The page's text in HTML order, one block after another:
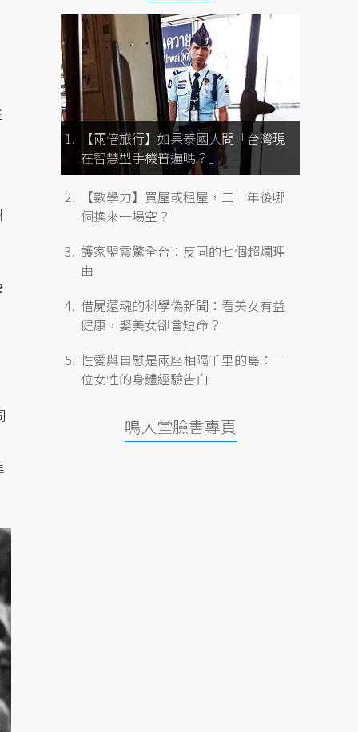
【兩倍旅行】如果泰國人問「台灣現
在智慧型手機普遍嗎？」
【數學力】買屋或租屋，二十年後哪
個換來一場空？
護家盟震驚全台：反同的七個超爛理
由
借屍還魂的科學偽新聞：看美女有益
健康，娶美女卻會短命？
性愛與自慰是兩座相隔千里的島：一
位女性的身體經驗告白
鳴人堂臉書專頁